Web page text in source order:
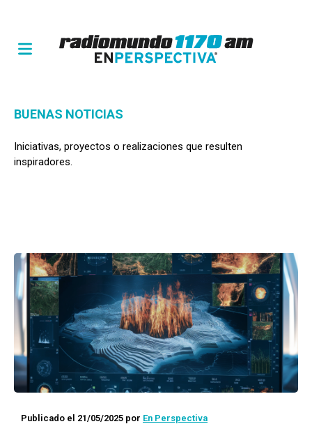
BUENAS NOTICIAS
Iniciativas, proyectos o realizaciones que resulten
inspiradores.
Publicado el 21/05/2025 por En Perspectiva